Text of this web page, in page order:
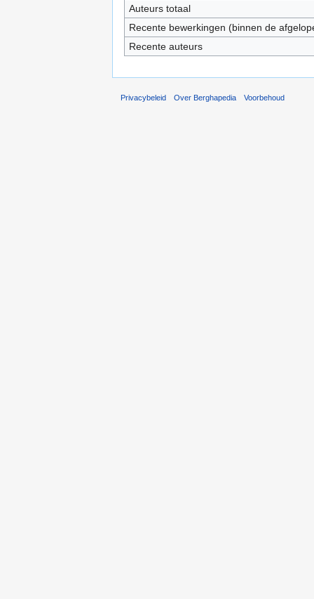
Auteurs totaal
Recente bewerkingen (binnen de
Recente auteurs
Privacybeleid Over Berghapedia Voorbehoud